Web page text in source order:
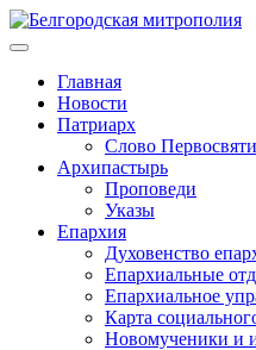
Главная
Новости
Патриарх
Слово
Архипастырь
Проповеди
Указы
Епархия
Духовенство
Епархиальные
Епархиальное
Карта
Новомученики и